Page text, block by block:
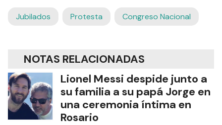
Jubilados Protesta Congreso Nacional
NOTAS RELACIONADAS
Lionel Messi despide junto a
su familia a su papá Jorge en
una ceremonia íntima en
Rosario